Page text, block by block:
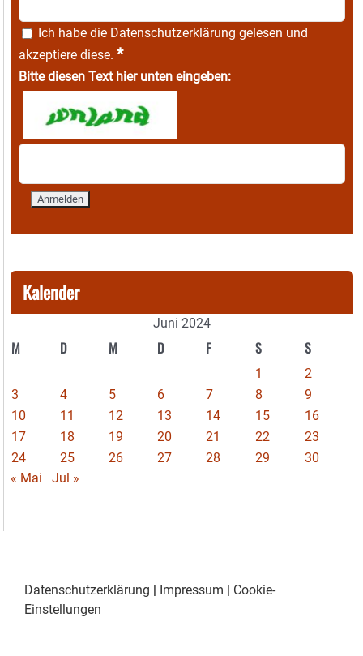
Ich habe die Datenschutzerklärung gelesen und
akzeptiere diese. *
Bitte diesen Text hier unten eingeben:
Kalender
Juni 2024
M D M D F S S
1
2
3
4 5 6 7 8
9
10
11 12 13 14 15
16
17
18 19 20 21 22
23
24
25 26 27 28 29
30
« Mai
Jul »
Datenschutzerklärung Impressum
Cookie-
Einstellungen